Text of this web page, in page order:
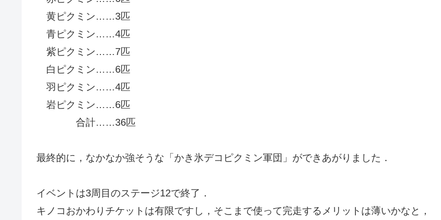
黄ピクミン……3匹
青ピクミン……4匹
紫ピクミン……7匹
白ピクミン……6匹
羽ピクミン……4匹
岩ピクミン……6匹
合計……36匹
最終的に，なかなか強そうな「かき氷デコピクミン軍団」ができあがりました．
イベントは3周目のステージ12で終了．
キノコおかわりチケットは有限ですし，そこまで使って完走するメリットは薄いかなと，